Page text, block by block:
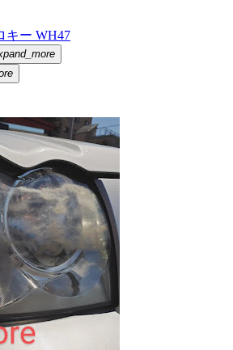
キー WH47